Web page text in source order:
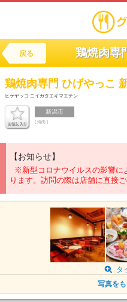
戻る 鶏焼肉専
鶏焼肉専門 ひげやっこ
ヒゲヤッコ ニイガタエキマエテン
新潟市
[ 焼肉 ]
【お知らせ】
※新型コロナウイルスの影響に
ります。訪問の際は店舗に直接ご
タ
写真を